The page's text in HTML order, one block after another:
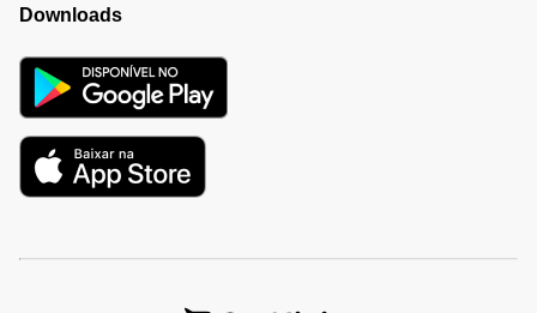
Downloads